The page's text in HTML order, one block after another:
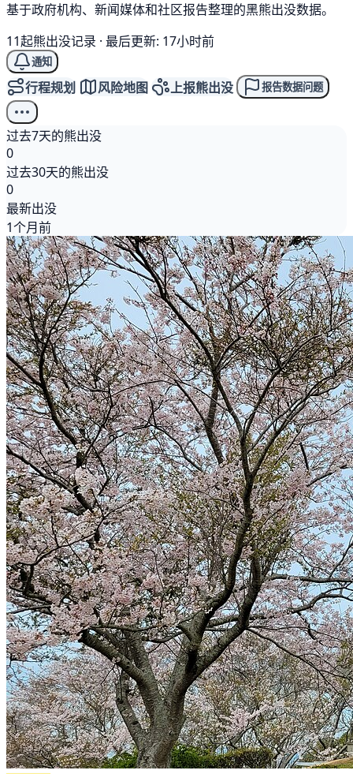
基于政府机构、新闻媒体和社区报告整理的黑熊出没数据。
11起熊出没记录 · 最后更新: 17小时前
通知
行程规划 风险地图 上报熊出没 报告数据问题
过去7天的熊出没
0
过去30天的熊出没
0
最新出没
1个月前